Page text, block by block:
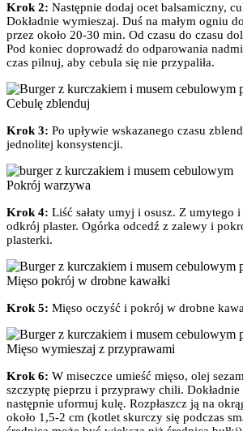
Krok 2: Następnie dodaj ocet balsamiczny,
Dokładnie wymieszaj. Duś na małym ogniu
przez około 20-30 min. Od czasu do czasu
Pod koniec doprowadź do odparowania
czas pilnuj, aby cebula się nie przypaliła.
Cebulę zblenduj
Krok 3: Po upływie wskazanego czasu
jednolitej konsystencji.
Pokrój warzywa
Krok 4: Liść sałaty umyj i osusz. Z umytego
odkrój plaster. Ogórka odcedź z zalewy i
plasterki.
Mięso pokrój w drobne kawałki
Krok 5: Mięso oczyść i pokrój w drobne
Mięso wymieszaj z przyprawami
Krok 6: W miseczce umieść mięso, olej
szczyptę pieprzu i przyprawy chili. Dokładnie
następnie uformuj kulę. Rozpłaszcz ją na
około 1,5-2 cm (kotlet skurczy się podczas